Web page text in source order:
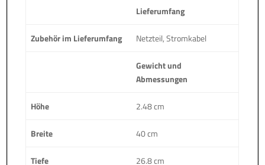
Lieferumfang
Zubehör im Lieferumfang Netzteil, Stromkabel
Gewicht und
Abmessungen
Höhe 2.48 cm
Breite 40 cm
Tiefe 26.8 cm